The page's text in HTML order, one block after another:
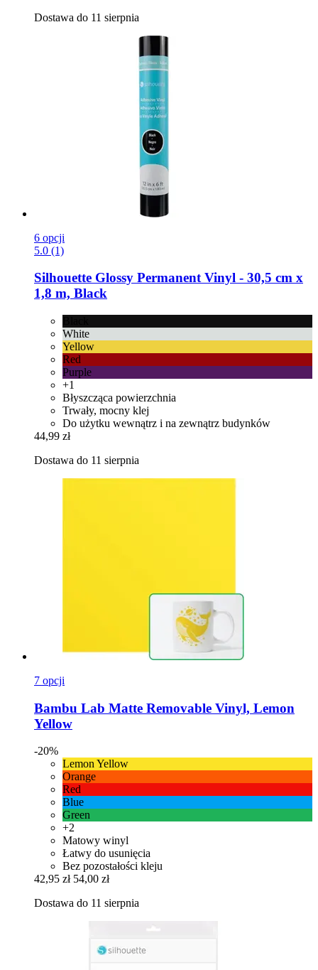
Dostawa do 11 sierpnia
6 opcji
5.0 (1)
Silhouette Glossy Permanent Vinyl -​ 30,5 cm x
1,8 m, Black
White
Yellow
Red
Purple
+1
Błyszcząca powierzchnia
Trwały, mocny klej
Do użytku wewnątrz i na zewnątrz budynków
44,99 zł
Dostawa do 11 sierpnia
7 opcji
Bambu Lab Matte Removable Vinyl, Lemon
Yellow
-20%
Lemon Yellow
Orange
Red
Blue
Green
+2
Matowy winyl
Łatwy do usunięcia
Bez pozostałości kleju
42,95 zł 54,00 zł
Dostawa do 11 sierpnia